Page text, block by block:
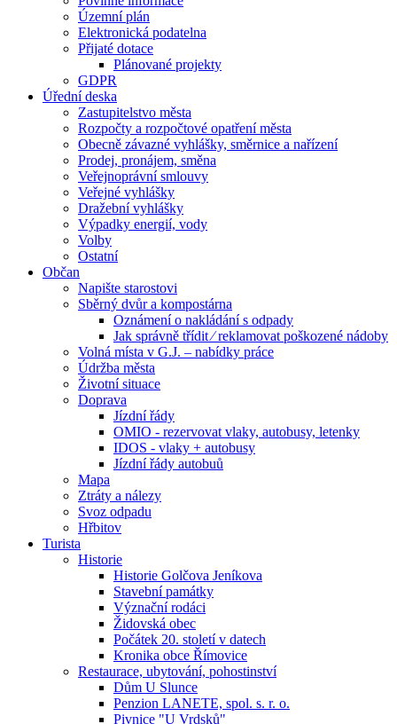
Územní plán
Elektronická podatelna
Přijaté dotace
Plánované projekty
GDPR
Úřední deska
Zastupitelstvo města
Rozpočty a rozpočtové opatření města
Obecně závazné vyhlášky, směrnice a nařízení
Prodej, pronájem, směna
Veřejnoprávní smlouvy
Veřejné vyhlášky
Dražební vyhlášky
Výpadky energií, vody
Volby
Ostatní
Občan
Napište starostovi
Sběrný dvůr a kompostárna
Oznámení o nakládání s odpady
Jak správně třídit ⁄ reklamovat poškozené nádoby
Volná místa v G.J. – nabídky práce
Údržba města
Životní situace
Doprava
Jízdní řády
OMIO - rezervovat vlaky, autobusy, letenky
IDOS - vlaky + autobusy
Jízdní řády autobuů
Mapa
Ztráty a nálezy
Svoz odpadu
Hřbitov
Turista
Historie
Historie Golčova Jeníkova
Stavební památky
Význační rodáci
Židovská obec
Počátek 20. století v datech
Kronika obce Římovice
Restaurace, ubytování, pohostinství
Dům U Slunce
Penzion LANETE, spol. s. r. o.
Pivnice "U Vrdsků"